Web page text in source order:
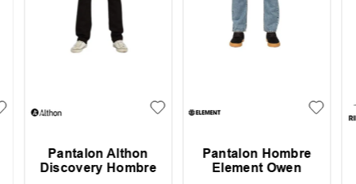
Pantalon Althon
Discovery Hombre
Pantalon Hombre
Element Owen